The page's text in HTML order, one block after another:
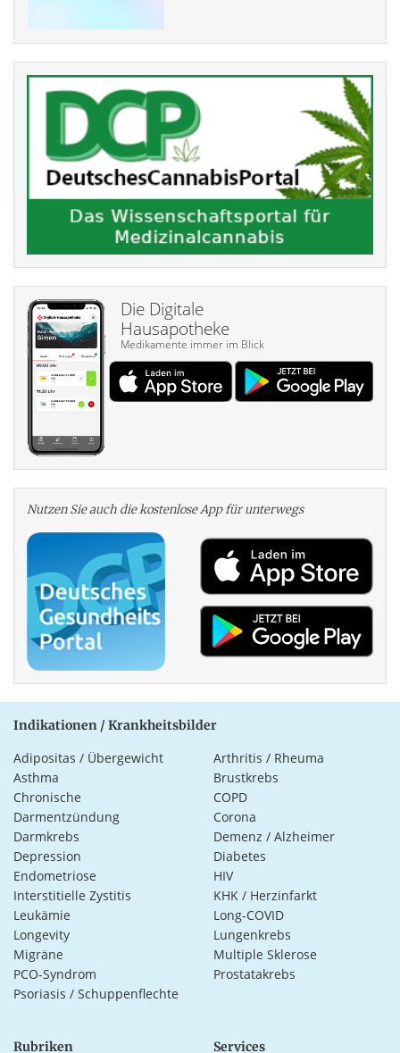
Die Digitale
Hausapotheke
Medikamente immer im Blick
Nutzen Sie auch die kosten­lose App für unterwegs
Indikationen / Krankheitsbilder
Adipositas / Übergewicht
Arthritis / Rheuma
Asthma
Brustkrebs
Chronische
Darmentzündung
COPD
Corona
Darmkrebs
Demenz / Alzheimer
Depression
Diabetes
Endometriose
HIV
Interstitielle Zystitis
KHK / Herzinfarkt
Leukämie
Long-COVID
Longevity
Lungenkrebs
Migräne
Multiple Sklerose
PCO-Syndrom
Prostatakrebs
Psoriasis / Schuppenflechte
Rubriken Services